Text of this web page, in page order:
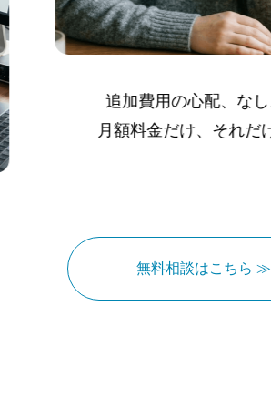
追加費用の心配、なし。
月額料金だけ、それだけ。
無料相談はこちら ≫